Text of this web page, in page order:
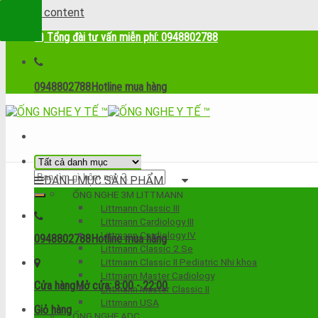
Skip to content
Tổng đài tư vấn miễn phí: 0948802788
0948802788Hotline mua hàng
0948802788Hotline mua hàng
Cửa hàngMở cửa: 8:00 - 22:00
Giỏ hàng
DANH MỤC SẢN PHẨM
ỐNG NGHE 3M LITTMANN
Littmann Classic III
Littmann Cardiology III
Littmann Cardiology IV
Littmann Classic 2 Se
Littmann Classic II Pediatric Nhi khoa
Littmann Master Cadiology
Littmann Master Classic II
Littmann USA